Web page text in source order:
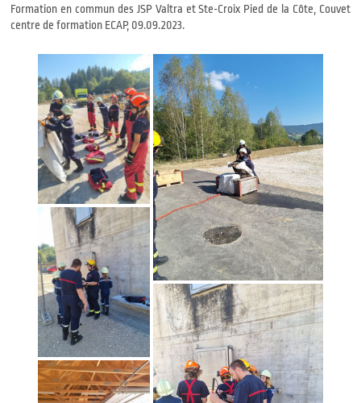
Formation en commun des JSP Valtra et Ste-Croix Pied de la Côte, Couvet
centre de formation ECAP, 09.09.2023.